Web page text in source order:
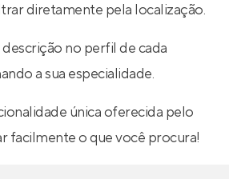
diretamente pela localização.
no perfil de cada
a sua especialidade.
única oferecida pelo
facilmente o que você procura!